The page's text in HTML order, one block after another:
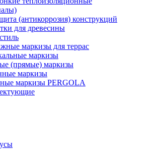
(антикоррозия) конструкций
для древесины
маркизы для террас
маркизы
(прямые) маркизы
маркизы
маркизы PERGOLA